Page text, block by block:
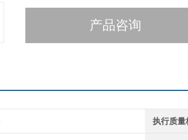
产品咨询
执行质量